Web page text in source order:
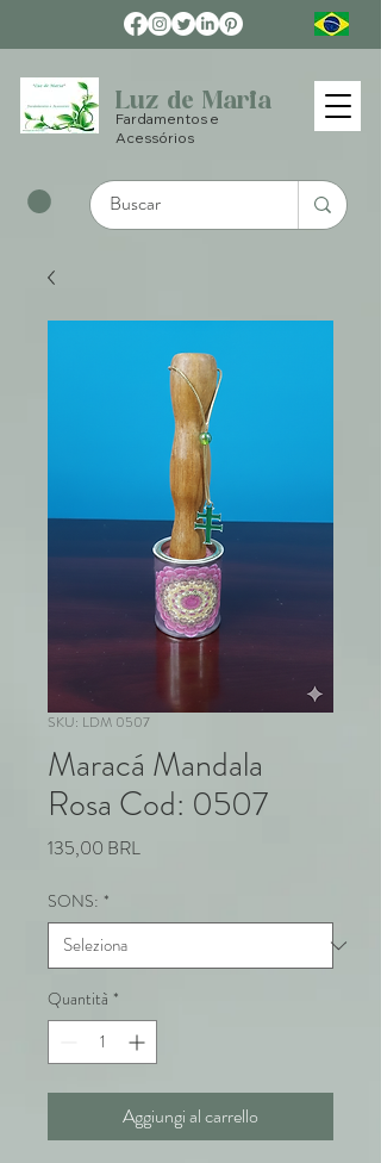
Luz de Maria
Fardamentos e
Acessórios
SKU: LDM 0507
Maracá Mandala
Rosa Cod: 0507
135,00 BRLPrezzo
SONS: *
Quantità *
Aggiungi al carrello